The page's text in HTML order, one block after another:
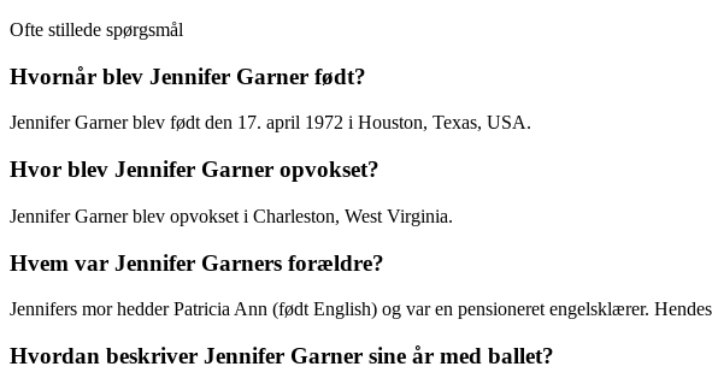
Ofte stillede spørgsmål
Hvornår blev Jennifer Garner født?
Jennifer Garner blev født den 17. april 1972 i Houston, Texas, USA.
Hvor blev Jennifer Garner opvokset?
Jennifer Garner blev opvokset i Charleston, West Virginia.
Hvem var Jennifer Garners forældre?
Jennifers mor hedder Patricia Ann (født English) og var en pensioneret engelsklærer.
Hvordan beskriver Jennifer Garner sine år med ballet?